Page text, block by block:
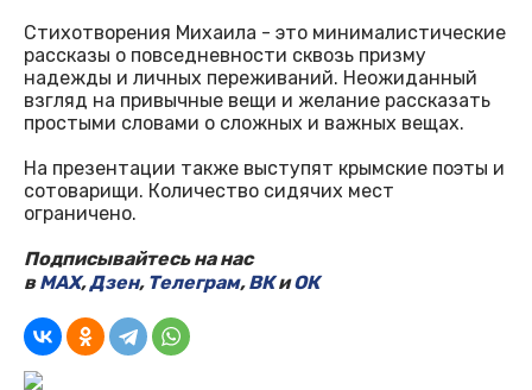
Стихотворения Михаила - это минималистические
рассказы о повседневности сквозь призму
надежды и личных переживаний. Неожиданный
взгляд на привычные вещи и желание рассказать
простыми словами о сложных и важных вещах.
На презентации также выступят крымские поэты и
сотоварищи. Количество сидячих мест
ограничено.
Подписывайтесь на нас
вMAX,Дзен, Телеграм,ВКиОК